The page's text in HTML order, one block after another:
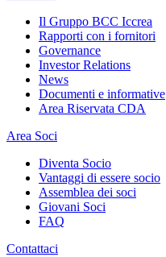
Il Gruppo BCC Iccrea
Rapporti con i fornitori
Governance
Investor Relations
News
Documenti e informative
Area Riservata CDA
Area Soci
Diventa Socio
Vantaggi di essere socio
Assemblea dei soci
Giovani Soci
FAQ
Contattaci